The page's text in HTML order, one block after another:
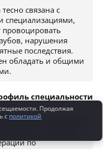
связана с
специализациями,
провоцировать
нарушения
последствия.
обладать и общими
специальности
узкого профиля
который
по
Продолжая
с политикой